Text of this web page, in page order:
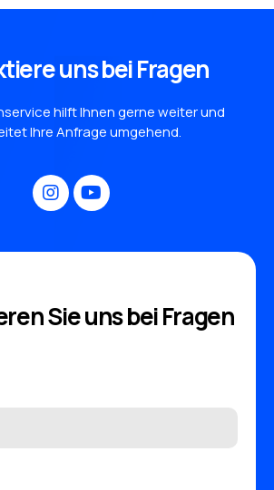
uns bei Fragen
hilft Ihnen gerne weiter und
Ihre Anfrage umgehend.
Sie uns bei Fragen